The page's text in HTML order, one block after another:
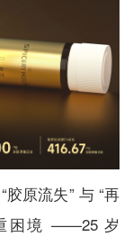
原流失” 与 “再
困境 ——25 岁